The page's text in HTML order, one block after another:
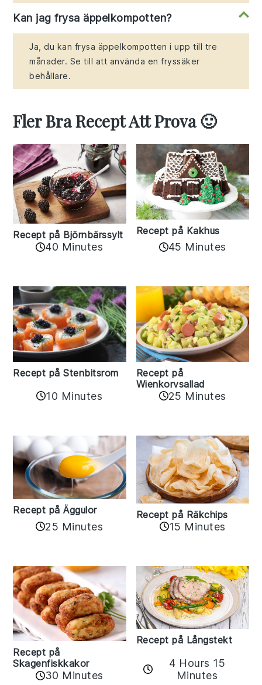
Kan jag frysa äppelkompotten?
Ja, du kan frysa äppelkompotten i upp till tre
månader. Se till att använda en fryssäker
behållare.
Fler Bra Recept Att Prova 🙂
Recept på Björnbärssylt
40 Minutes
Recept på Kakhus
45 Minutes
Recept på Stenbitsrom
10 Minutes
Recept på
Wienkorvsallad
25 Minutes
Recept på Äggulor
25 Minutes
Recept på Räkchips
15 Minutes
Recept på
Skagenfiskkakor
30 Minutes
Recept på Långstekt
4 Hours 15
Minutes